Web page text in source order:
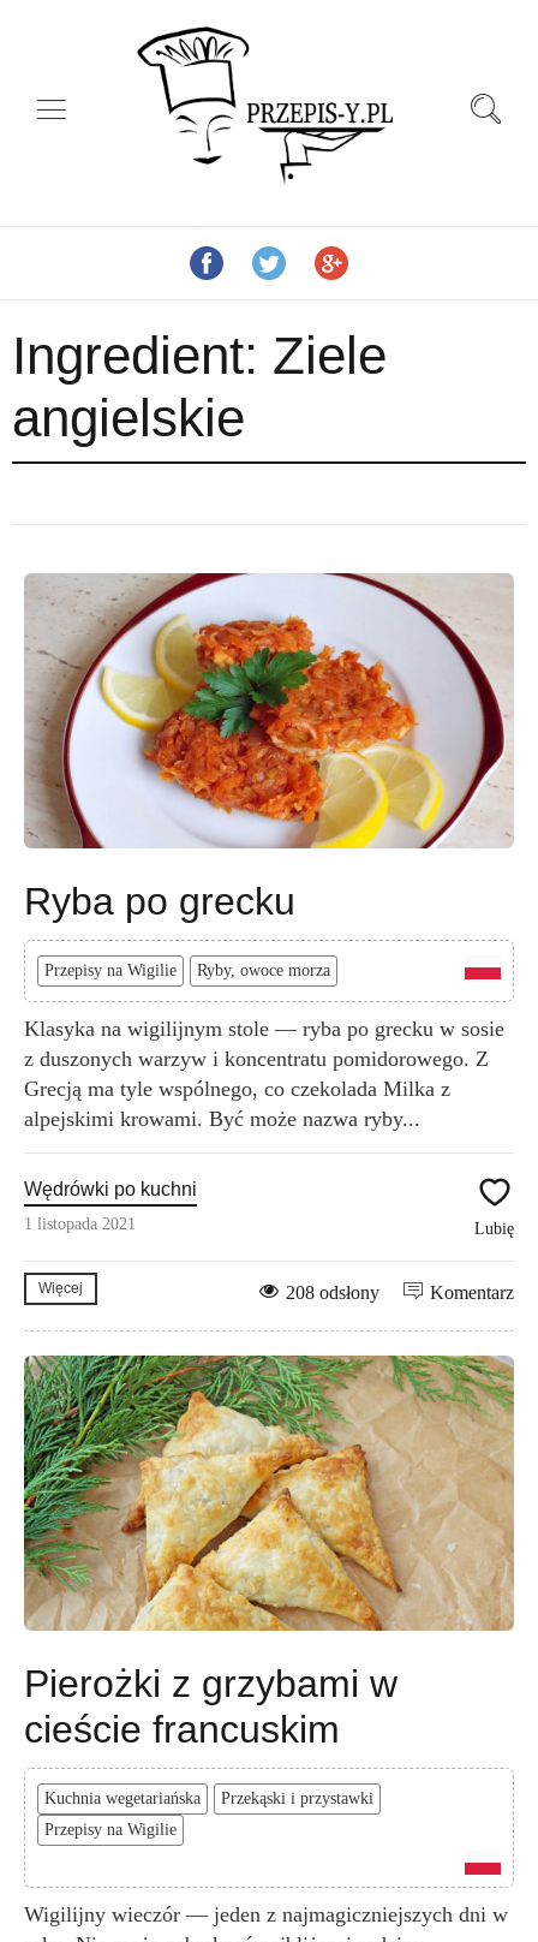
Ingredient: Ziele
angielskie
Ryba po grecku
Przepisy na Wigilie Ryby, owoce morza
Klasyka na wigilijnym stole — ryba po grecku w sosie
z duszonych warzyw i koncentratu pomidorowego. Z
Grecją ma tyle wspólnego, co czekolada Milka z
alpejskimi krowami. Być może nazwa ryby...
Wędrówki po kuchni
1 listopada 2021 Lubię
Więcej Komentarz
208 odsłony
Pierożki z grzybami w
cieście francuskim
Kuchnia wegetariańska
Przekąski i przystawki
Przepisy na Wigilie
Wigilijny wieczór — jeden z najmagiczniejszych dni w